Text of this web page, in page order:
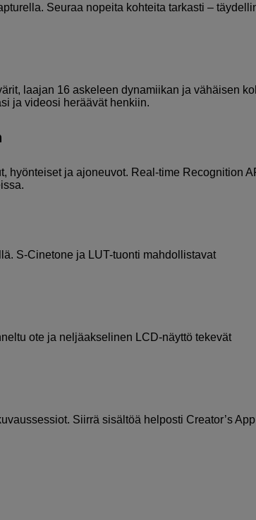
Seuraa nopeita kohteita tarkasti –
laajan 16 askeleen dynamiikan ja vähäisen
ja videosi heräävät henkiin.
hyönteiset ja ajoneuvot. Real-time Recognition
S-Cinetone ja LUT-tuonti mahdollistavat
ote ja neljäakselinen LCD-näyttö tekevät
Siirrä sisältöä helposti Creator’s